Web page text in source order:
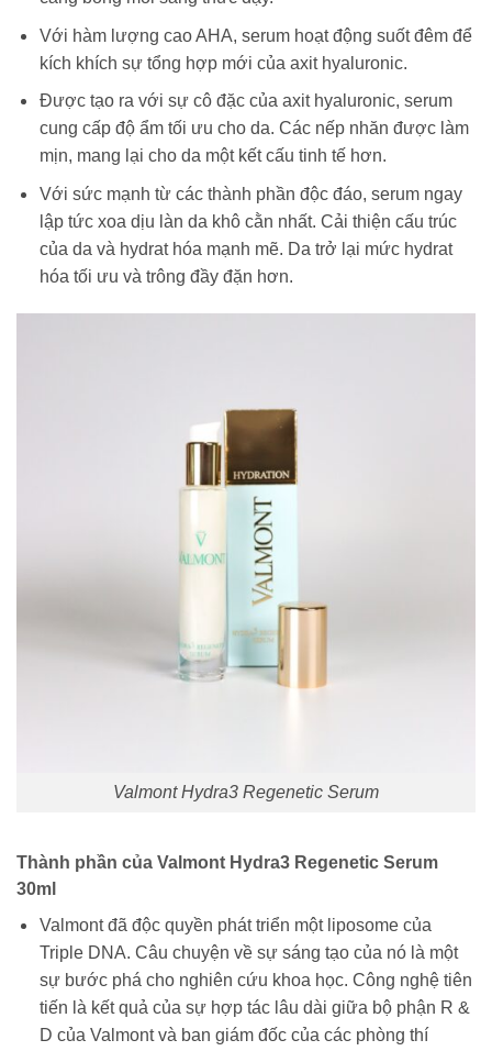
Với hàm lượng cao AHA, serum hoạt động suốt đêm để
kích khích sự tổng hợp mới của axit hyaluronic.
Được tạo ra với sự cô đặc của axit hyaluronic, serum
cung cấp độ ẩm tối ưu cho da. Các nếp nhăn được làm
mịn, mang lại cho da một kết cấu tinh tế hơn.
Với sức mạnh từ các thành phần độc đáo, serum ngay
lập tức xoa dịu làn da khô cằn nhất. Cải thiện cấu trúc
của da và hydrat hóa mạnh mẽ. Da trở lại mức hydrat
hóa tối ưu và trông đầy đặn hơn.
Valmont Hydra3 Regenetic Serum
Thành phần của Valmont Hydra3 Regenetic Serum
30ml
Valmont đã độc quyền phát triển một liposome của
Triple DNA. Câu chuyện về sự sáng tạo của nó là một
sự bước phá cho nghiên cứu khoa học. Công nghệ tiên
tiến là kết quả của sự hợp tác lâu dài giữa bộ phận R &
D của Valmont và ban giám đốc của các phòng thí